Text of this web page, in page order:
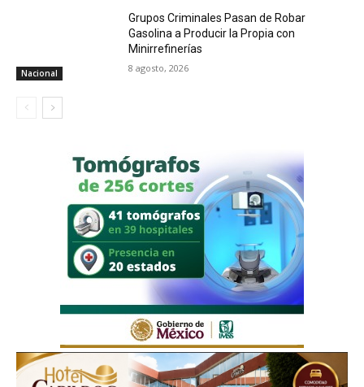
Nacional
Grupos Criminales Pasan de Robar
Gasolina a Producir la Propia con
Minirrefinerías
8 agosto, 2026